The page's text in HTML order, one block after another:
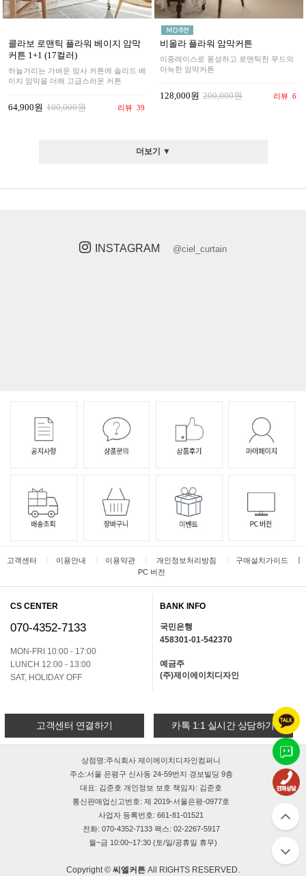
콜라보 로맨틱 플라워 베이지 암막
커튼 1+1 (17컬러)
하늘거리는 가벼운 망사 커튼에 솔리드 베
이지 암막을 더해 고급스러운 커튼
64,900원 100,000원 리뷰 39
비올라 플라워 암막커튼
이중레이스로 풍성하고 로맨틱한 무드의
아늑한 암막커튼
128,000원 200,000원 리뷰 6
더보기 ▼
INSTAGRAM @ciel_curtain
고객센터 이용안내 이용약관 개인정보처리방침 구매설치가이드
PC 버전
CS CENTER
070-4352-7133
MON-FRI 10:00 - 17:00
LUNCH 12:00 - 13:00
SAT, HOLIDAY OFF
BANK INFO
국민은행
458301-01-542370
예금주
(주)제이에이치디자인
고객센터 연결하기 카톡 1:1 실시간 상담하기
상점명:주식회사 제이에이치디자인컴퍼니
주소:서울 은평구 신사동 24-59번지 경보빌딩 9층
대표: 김준호 개인정보 보호 책임자: 김준호
통신판매업신고번호: 제 2019-서울은평-0977호
사업자 등록번호: 661-81-01521
전화: 070-4352-7133 팩스: 02-2267-5917
월~금 10:00~17:30 (토/일/공휴일 휴무)
Copyright © 씨엘커튼 All RIGHTS RESERVED.